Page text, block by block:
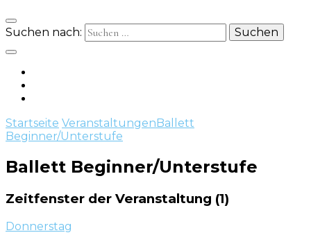
Suchen nach:
Startseite VeranstaltungenBallett
Beginner/Unterstufe
Ballett Beginner/Unterstufe
Zeitfenster der Veranstaltung (1)
Donnerstag